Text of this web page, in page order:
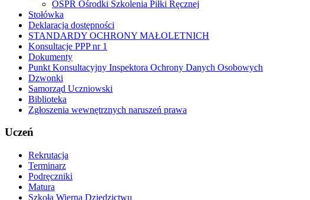
OSPR Ośrodki Szkolenia Piłki Ręcznej
Stołówka
Deklaracja dostępności
STANDARDY OCHRONY MAŁOLETNICH
Konsultacje PPP nr 1
Dokumenty
Punkt Konsultacyjny Inspektora Ochrony Danych Osobowych
Dzwonki
Samorząd Uczniowski
Biblioteka
Zgłoszenia wewnętrznych naruszeń prawa
Uczeń
Rekrutacja
Terminarz
Podręczniki
Matura
Szkoła Wierna Dziedzictwu